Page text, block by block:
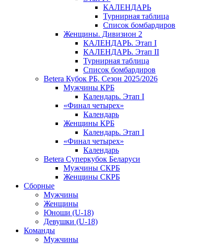
КАЛЕНДАРЬ
Турнирная таблица
Список бомбардиров
Женщины. Дивизион 2
КАЛЕНДАРЬ. Этап I
КАЛЕНДАРЬ. Этап II
Турнирная таблица
Список бомбардиров
Betera Кубок РБ. Сезон 2025/2026
Мужчины КРБ
Календарь. Этап I
«Финал четырех»
Календарь
Женщины КРБ
Календарь. Этап I
«Финал четырех»
Календарь
Betera Суперкубок Беларуси
Мужчины СКРБ
Женщины СКРБ
Сборные
Мужчины
Женщины
Юноши (U-18)
Девушки (U-18)
Команды
Мужчины